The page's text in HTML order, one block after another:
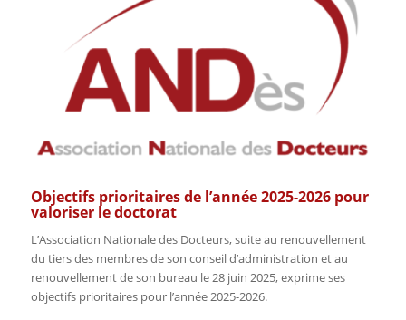
Objectifs prioritaires de l’année 2025-2026 pour
valoriser le doctorat
L’Association Nationale des Docteurs, suite au renouvellement
du tiers des membres de son conseil d’administration et au
renouvellement de son bureau le 28 juin 2025, exprime ses
objectifs prioritaires pour l’année 2025-2026.